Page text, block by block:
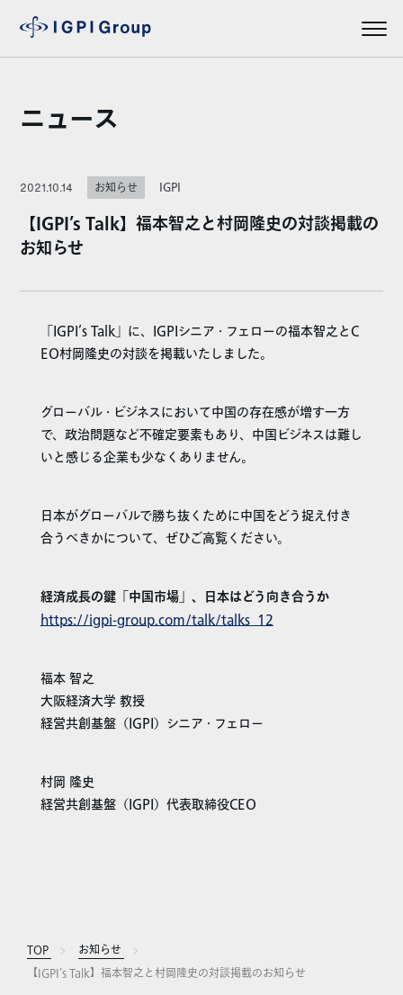
ニュース
2021.10.14 お知らせ IGPI
【IGPI’s Talk】福本智之と村岡隆史の対談掲載の
お知らせ
「IGPI’s Talk」に、IGPIシニア・フェローの福本智之とC
EO村岡隆史の対談を掲載いたしました。
グローバル・ビジネスにおいて中国の存在感が増す一方
で、政治問題など不確定要素もあり、中国ビジネスは難し
いと感じる企業も少なくありません。
日本がグローバルで勝ち抜くために中国をどう捉え付き
合うべきかについて、ぜひご高覧ください。
経済成長の鍵「中国市場」、日本はどう向き合うか
https://igpi-group.com/talk/talks_12
福本 智之
大阪経済大学 教授
経営共創基盤（IGPI）シニア・フェロー
村岡 隆史
経営共創基盤（IGPI）代表取締役CEO
TOP
お知らせ
【IGPI’s Talk】福本智之と村岡隆史の対談掲載のお知らせ